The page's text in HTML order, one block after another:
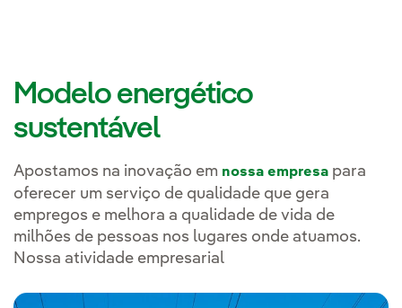
Modelo energético
sustentável
Apostamos na inovação em nossa empresa para
oferecer um serviço de qualidade que gera
empregos e melhora a qualidade de vida de
milhões de pessoas nos lugares onde atuamos.
Nossa atividade empresarial